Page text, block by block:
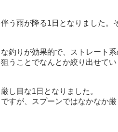
雨が降る1日となりました。
釣りが効果的で、ストレート
うことでなんとか絞り出せて
し目な1日となりました。
が、スプーンではなかなか